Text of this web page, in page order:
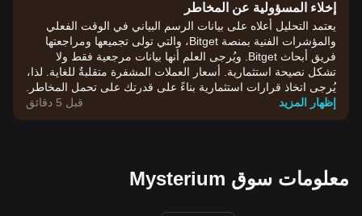
إخلاء المسؤولية عن المخاطر
يعتمد التحليل أعلاه على بيانات الرسم البياني في الوقت الفعلي
والمؤشرات الفنية بمنصة Bitget، والتي تولى تجميعها ومراجعتها
فريق أبحاث Bitget. ويُرجى العلم أنها بيانات مرجعية فقط ولا
تشكل نصيحة استثمارية. أسعار العملات المشفرة متقلبةٌ للغاية. لذا،
يُرجى اتخاذ قرارات استثمارية بناءً على قدرتك على تحمل المخاطر.
إظهار المزيد
قبل 5 دقائق
معلومات سوق Mysterium